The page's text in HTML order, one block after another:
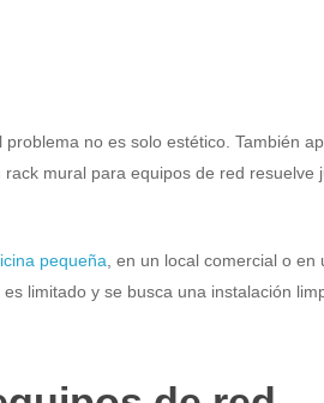
no es solo estético. También
mural para equipos de red resuelve
pequeña , en un local comercial o en
limitado y se busca una instalación